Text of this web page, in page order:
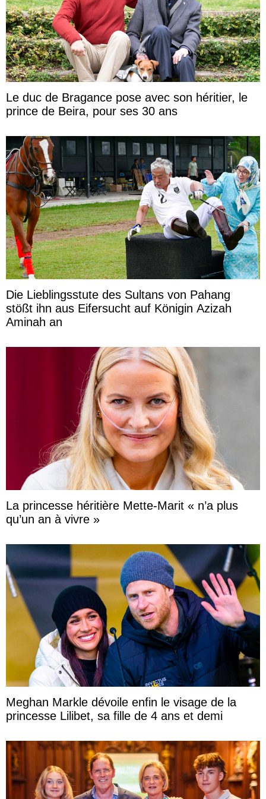
Le duc de Bragance pose avec son héritier, le
prince de Beira, pour ses 30 ans
Die Lieblingsstute des Sultans von Pahang
stößt ihn aus Eifersucht auf Königin Azizah
Aminah an
La princesse héritière Mette-Marit « n’a plus
qu’un an à vivre »
Meghan Markle dévoile enfin le visage de la
princesse Lilibet, sa fille de 4 ans et demi